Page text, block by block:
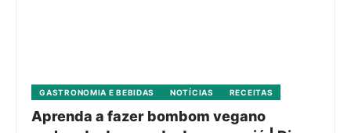
GASTRONOMIA E BEBIDAS NOTÍCIAS RECEITAS
Aprenda a fazer bombom vegano